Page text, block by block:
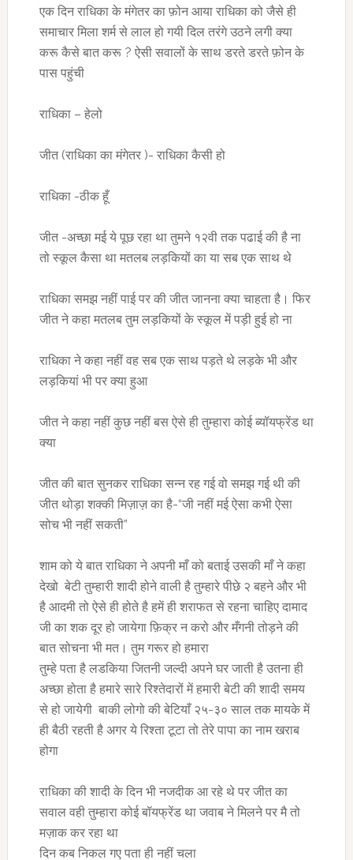
एक दिन राधिका के मंगेतर का फ़ोन आया राधिका को जैसे ही
समाचार मिला शर्म से लाल हो गयी दिल तरंगे उठने लगी क्या
करू कैसे बात करू ? ऐसी सवालों के साथ डरते डरते फ़ोन के
पास पहुंची
राधिका – हेलो
जीत (राधिका का मंगेतर )- राधिका कैसी हो
राधिका -ठीक हूँ
जीत -अच्छा मई ये पूछ रहा था तुमने १२वी तक पढाई की है ना
तो स्कूल कैसा था मतलब लड़कियों का या सब एक साथ थे
राधिका समझ नहीं पाई पर की जीत जानना क्या चाहता है। फिर
जीत ने कहा मतलब तुम लड़कियों के स्कूल में पड़ी हुई हो ना
राधिका ने कहा नहीं वह सब एक साथ पड़ते थे लड़के भी और
लड़कियां भी पर क्या हुआ
जीत ने कहा नहीं कुछ नहीं बस ऐसे ही तुम्हारा कोई ब्यॉयफ्रेंड था
क्या
जीत की बात सुनकर राधिका सन्न रह गई वो समझ गई थी की
जीत थोड़ा शक्की मिज़ाज़ का है-“जी नहीं मई ऐसा कभी ऐसा
सोच भी नहीं सकती”
शाम को ये बात राधिका ने अपनी माँ को बताई उसकी माँ ने कहा
देखो बेटी तुम्हारी शादी होने वाली है तुम्हारे पीछे २ बहने और भी
है आदमी तो ऐसे ही होते है हमें ही शराफत से रहना चाहिए दामाद
जी का शक दूर हो जायेगा फ़िक्र न करो और मँगनी तोड़ने की
बात सोचना भी मत। तुम गरूर हो हमारा
तुम्हे पता है लडकिया जितनी जल्दी अपने घर जाती है उतना ही
अच्छा होता है हमारे सारे रिश्तेदारों में हमारी बेटी की शादी समय
से हो जायेगी बाकी लोगो की बेटियाँ २५-३० साल तक मायके में
ही बैठी रहती है अगर ये रिश्ता टूटा तो तेरे पापा का नाम खराब
होगा
राधिका की शादी के दिन भी नजदीक आ रहे थे पर जीत का
सवाल वही तुम्हारा कोई बॉयफ्रेंड था जवाब ने मिलने पर मै तो
मज़ाक कर रहा था
दिन कब निकल गए पता ही नहीं चला